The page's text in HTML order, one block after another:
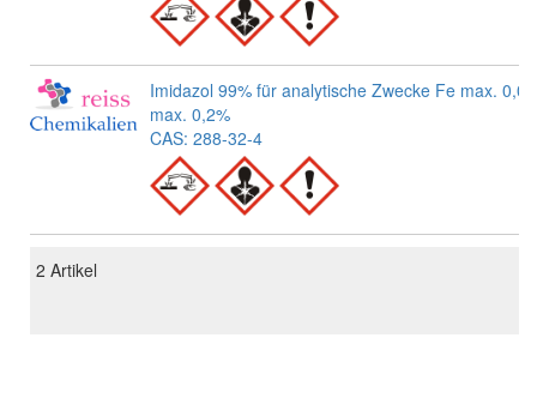
Imidazol 99% für analytische Zwecke Fe max.
max. 0,2%
CAS: 288-32-4
2 Artikel